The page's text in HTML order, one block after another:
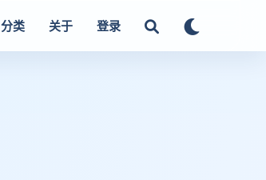
分类 关于 登录